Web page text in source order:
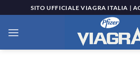
ai
contenuti
SITO UFFICIALE VIAGRA ITALIA |